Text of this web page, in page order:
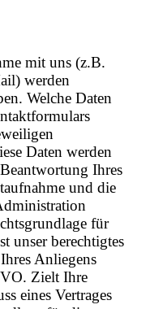
mit uns (z.B.
werden
Welche Daten
Daten werden
Ihres
und die
für
unser berechtigtes
Anliegens
Zielt Ihre
eines Vertrages